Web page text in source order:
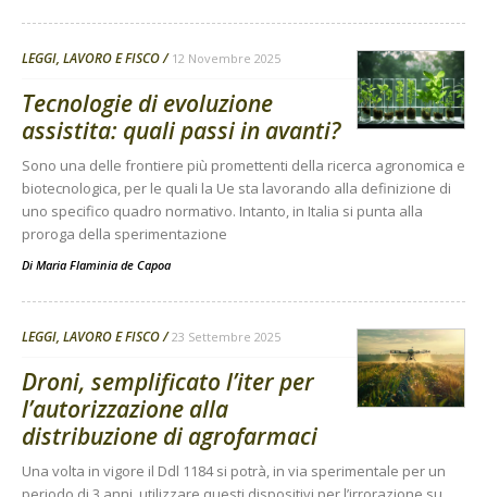
LEGGI, LAVORO E FISCO 12 Novembre 2025
Tecnologie di evoluzione
assistita: quali passi in avanti?
Sono una delle frontiere più promettenti della ricerca agronomica e
biotecnologica, per le quali la Ue sta lavorando alla definizione di
uno specifico quadro normativo. Intanto, in Italia si punta alla
proroga della sperimentazione
Di Maria Flaminia de Capoa
LEGGI, LAVORO E FISCO 23 Settembre 2025
Droni, semplificato l’iter per
l’autorizzazione alla
distribuzione di agrofarmaci
Una volta in vigore il Ddl 1184 si potrà, in via sperimentale per un